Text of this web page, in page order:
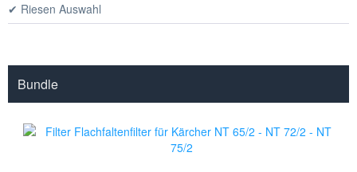
✔ Riesen Auswahl
Bundle